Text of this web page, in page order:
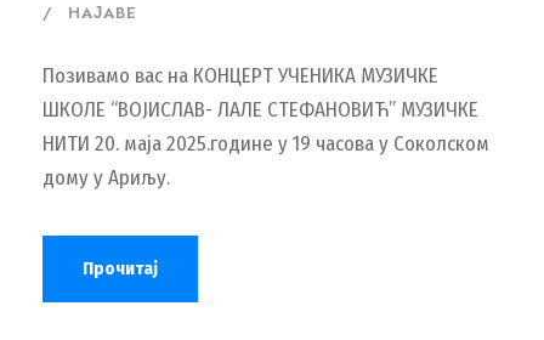
НАЈАВЕ
Позивамо вас на КОНЦЕРТ УЧЕНИКА МУЗИЧКЕ
ШКОЛЕ “ВОЈИСЛАВ- ЛАЛЕ СТЕФАНОВИЋ” МУЗИЧКЕ
НИТИ 20. маја 2025.године у 19 часова у Соколском
дому у Ариљу.
Прочитај